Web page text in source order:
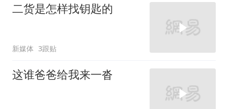
二货是怎样找钥匙的
新媒体 3跟贴
这谁爸爸给我来一沓